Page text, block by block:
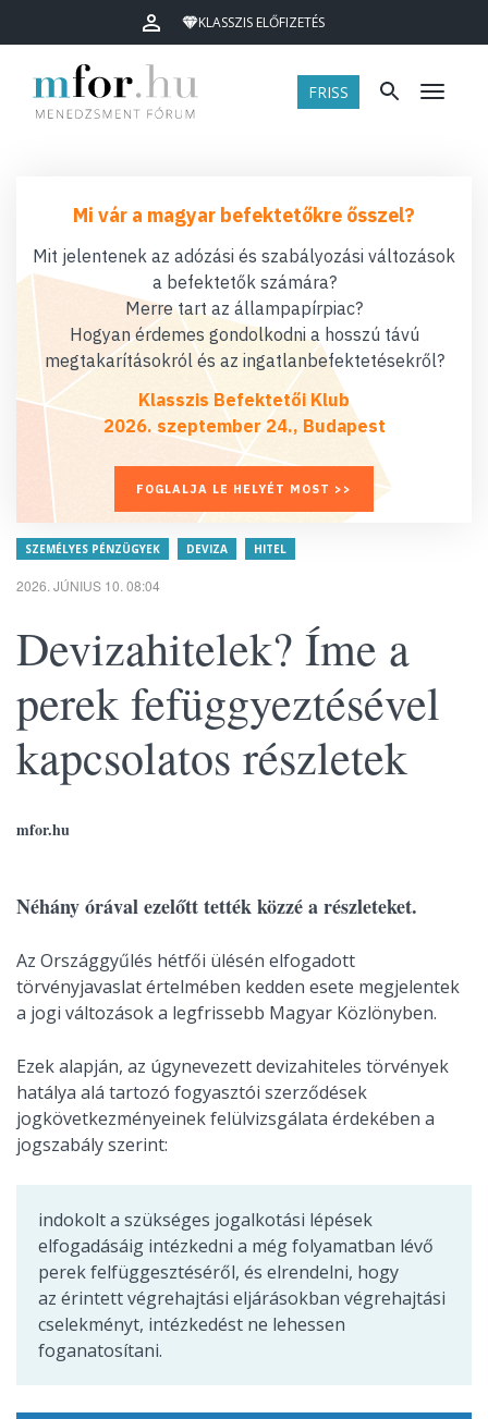
KLASSZIS ELŐFIZETÉS
FRISS Menü
Mi vár a magyar befektetőkre ősszel?
Mit jelentenek az adózási és szabályozási változások
a befektetők számára?
Merre tart az állampapírpiac?
Hogyan érdemes gondolkodni a hosszú távú
megtakarításokról és az ingatlanbefektetésekről?
Klasszis Befektetői Klub
2026. szeptember 24., Budapest
FOGLALJA LE HELYÉT MOST >>
SZEMÉLYES PÉNZÜGYEK DEVIZA HITEL
2026. JÚNIUS 10. 08:04
Devizahitelek? Íme a
perek fefüggyeztésével
kapcsolatos részletek
mfor.hu
Néhány órával ezelőtt tették közzé a részleteket.
Az Országgyűlés hétfői ülésén elfogadott
törvényjavaslat értelmében kedden esete megjelentek
a jogi változások a legfrissebb Magyar Közlönyben.
Ezek alapján, az úgynevezett devizahiteles törvények
hatálya alá tartozó fogyasztói szerződések
jogkövetkezményeinek felülvizsgálata érdekében a
jogszabály szerint:
indokolt a szükséges jogalkotási lépések
elfogadásáig intézkedni a még folyamatban lévő
perek felfüggesztéséről, és elrendelni, hogy
az érintett végrehajtási eljárásokban végrehajtási
cselekményt, intézkedést ne lehessen
foganatosítani.